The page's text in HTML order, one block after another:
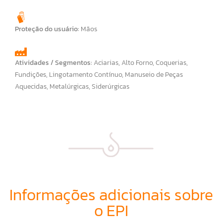
Proteção do usuário: Mãos
Atividades / Segmentos: Aciarias, Alto Forno,Coquerias,
Fundições, Lingotamento Contínuo, Manuseio de Peças
Aquecidas, Metalúrgicas,Siderúrgicas
Informações adicionais sobre
o EPI